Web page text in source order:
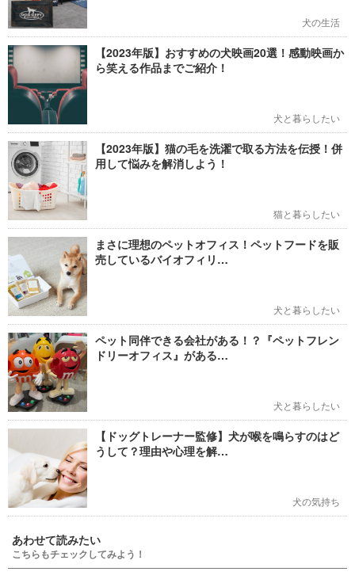
犬の生活
【2023年版】おすすめの犬映画20選！感動映画か
ら笑える作品までご紹介！
犬と暮らしたい
【2023年版】猫の毛を洗濯で取る方法を伝授！併
用して悩みを解消しよう！
猫と暮らしたい
まさに理想のペットオフィス！ペットフードを販
売しているバイオフィリ…
犬と暮らしたい
ペット同伴できる会社がある！？『ペットフレン
ドリーオフィス』がある…
犬と暮らしたい
【ドッグトレーナー監修】犬が喉を鳴らすのはど
うして？理由や心理を解…
犬の気持ち
あわせて読みたい
こちらもチェックしてみよう！